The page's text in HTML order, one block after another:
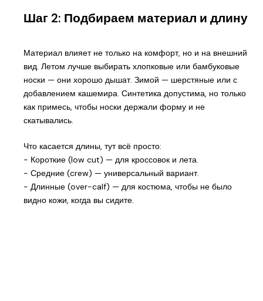
Шаг 2: Подбираем материал и длину
Материал влияет не только на комфорт, но и на внешний
вид. Летом лучше выбирать хлопковые или бамбуковые
носки — они хорошо дышат. Зимой — шерстяные или с
добавлением кашемира. Синтетика допустима, но только
как примесь, чтобы носки держали форму и не
скатывались.
Что касается длины, тут всё просто:
- Короткие (low cut) — для кроссовок и лета.
- Средние (crew) — универсальный вариант.
- Длинные (over-calf) — для костюма, чтобы не было
видно кожи, когда вы сидите.